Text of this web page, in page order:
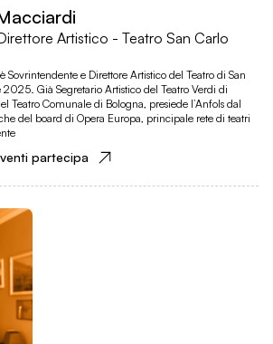
Artistico - Teatro San Carlo
e Direttore Artistico del Teatro di San
Già Segretario Artistico del Teatro Verdi di
Teatro Comunale di Bologna, presiede l’Anfols dal
del board di Opera Europa, principale rete di teatri
partecipa